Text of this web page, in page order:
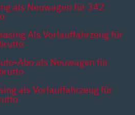
als Neuwagen für 342
Als Vorlauffahrzeug für
Abo als Neuwagen für
als Vorlauffahrzeug für